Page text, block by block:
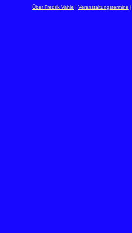
Über Fredrik Vahle | Veranstaltungstermine |